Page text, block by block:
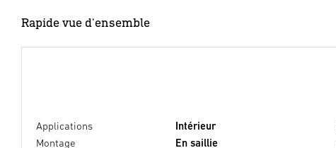
Rapide vue d'ensemble
Applications
Intérieur
Montage
En saillie